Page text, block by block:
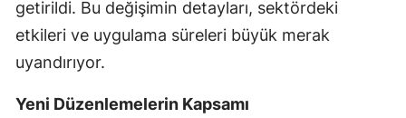
Erzurum
getirildi. Bu değişimin detayları, sektördeki
etkileri ve uygulama süreleri büyük merak
uyandırıyor.
Yeni Düzenlemelerin Kapsamı